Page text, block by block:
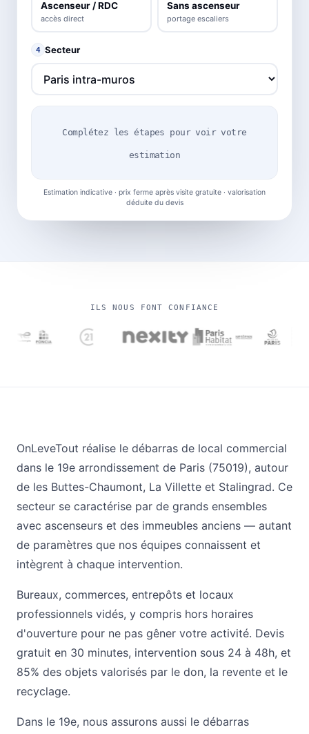
Ascenseur / RDC
accès direct
Sans ascenseur
portage escaliers
4 Secteur
Complétez les étapes pour voir votre
estimation
Estimation indicative · prix ferme après visite gratuite · valorisation
déduite du devis
ILS NOUS FONT CONFIANCE
OnLeveTout réalise le débarras de local commercial
dans le 19e arrondissement de Paris (75019), autour
de les Buttes-Chaumont, La Villette et Stalingrad. Ce
secteur se caractérise par de grands ensembles
avec ascenseurs et des immeubles anciens — autant
de paramètres que nos équipes connaissent et
intègrent à chaque intervention.
Bureaux, commerces, entrepôts et locaux
professionnels vidés, y compris hors horaires
d'ouverture pour ne pas gêner votre activité. Devis
gratuit en 30 minutes, intervention sous 24 à 48h, et
85% des objets valorisés par le don, la revente et le
recyclage.
Dans le 19e, nous assurons aussi le débarras